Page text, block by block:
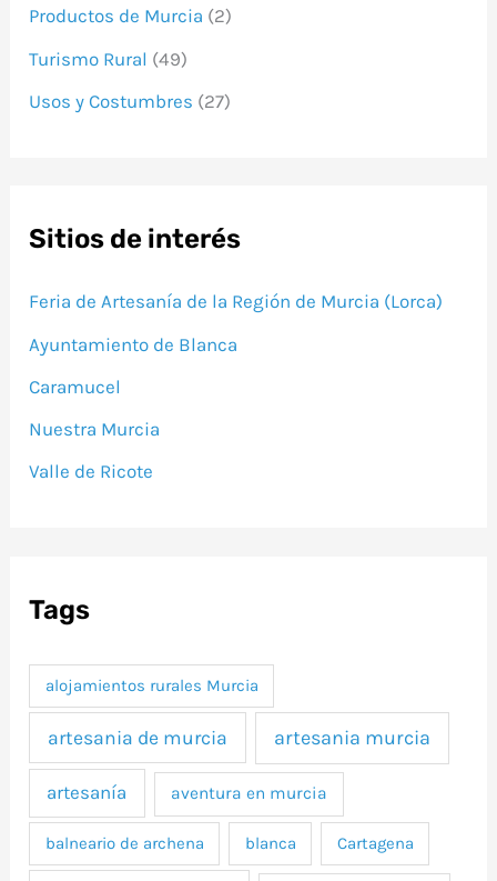
Productos de Murcia (2)
Turismo Rural (49)
Usos y Costumbres (27)
Sitios de interés
Feria de Artesanía de la Región de Murcia (Lorca)
Ayuntamiento de Blanca
Caramucel
Nuestra Murcia
Valle de Ricote
Tags
alojamientos rurales Murcia
artesania de murcia artesania murcia
artesanía aventura en murcia
balneario de archena blanca Cartagena